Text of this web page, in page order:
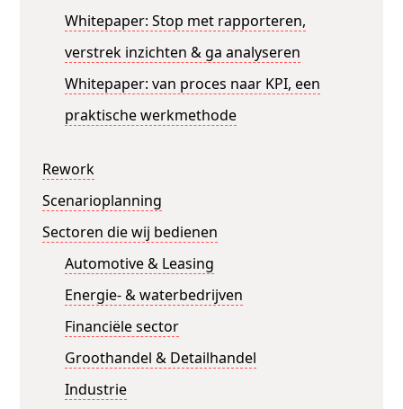
Whitepaper: Stop met rapporteren,
verstrek inzichten & ga analyseren
Whitepaper: van proces naar KPI, een
praktische werkmethode
Rework
Scenarioplanning
Sectoren die wij bedienen
Automotive & Leasing
Energie- & waterbedrijven
Financiële sector
Groothandel & Detailhandel
Industrie